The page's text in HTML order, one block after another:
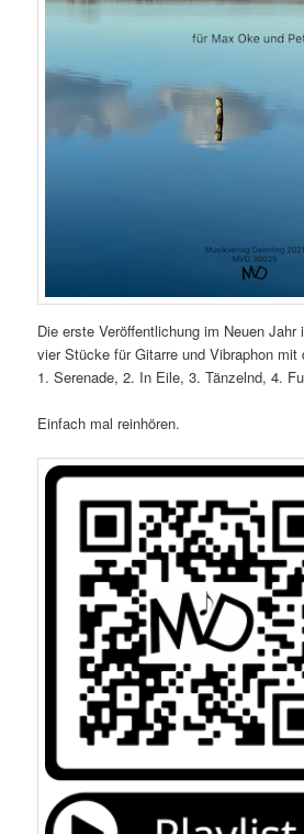
Die erste Veröffentlichung im Neuen Jahr
vier Stücke für Gitarre und Vibraphon mit
1. Serenade, 2. In Eile, 3. Tänzelnd, 4.
Einfach mal reinhören.